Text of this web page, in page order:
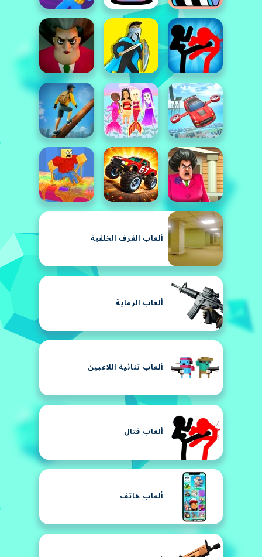
ألعاب الغرف الخلفية
ألعاب الرماية
ألعاب ثنائية اللاعبين
ألعاب قتال
ألعاب هاتف